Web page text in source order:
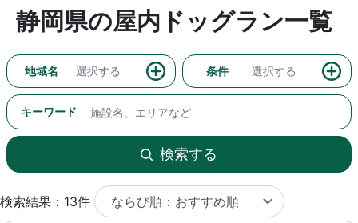
静岡県の屋内ドッグラン一覧
地域名 選択する 条件 選択する
キーワード
検索する
検索結果：13件